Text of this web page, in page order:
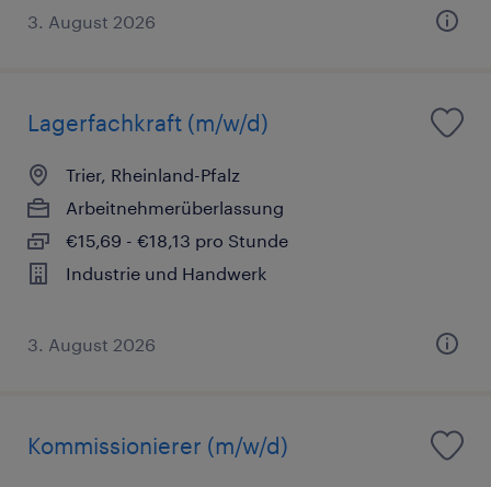
3. August 2026
Lagerfachkraft (m/w/d)
Trier, Rheinland-Pfalz
Arbeitnehmerüberlassung
€15,69 - €18,13 pro Stunde
Industrie und Handwerk
3. August 2026
Kommissionierer (m/w/d)